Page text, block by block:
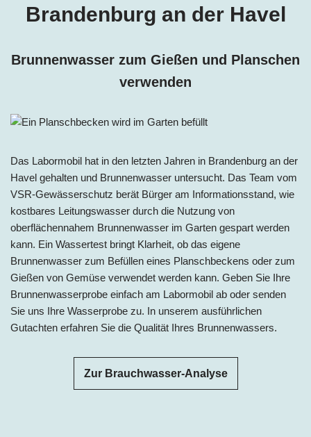
Brandenburg an der Havel
Brunnenwasser zum Gießen und Planschen
verwenden
Das Labormobil hat in den letzten Jahren in Brandenburg an der
Havel gehalten und Brunnenwasser untersucht. Das Team vom
VSR-Gewässerschutz berät Bürger am Informationsstand, wie
kostbares Leitungswasser durch die Nutzung von
oberflächennahem Brunnenwasser im Garten gespart werden
kann. Ein Wassertest bringt Klarheit, ob das eigene
Brunnenwasser zum Befüllen eines Planschbeckens oder zum
Gießen von Gemüse verwendet werden kann. Geben Sie Ihre
Brunnenwasserprobe einfach am Labormobil ab oder senden
Sie uns Ihre Wasserprobe zu. In unserem ausführlichen
Gutachten erfahren Sie die Qualität Ihres Brunnenwassers.
Zur Brauchwasser-Analyse